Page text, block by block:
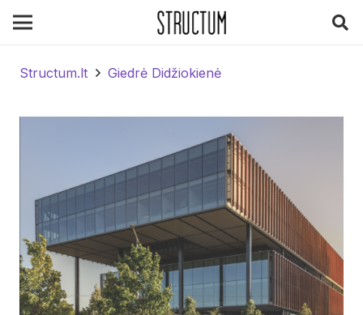
Structum.lt Giedrė Didžiokienė